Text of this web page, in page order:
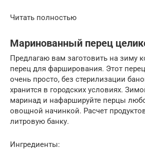
Читать полностью
Маринованный перец
Предлагаю вам заготовить на зиму
перец для фарширования. Этот
очень просто, без стерилизации
хранится в городских условиях.
маринад и нафаршируйте перцы
овощной начинкой. Расчет
литровую банку.
Ингредиенты: